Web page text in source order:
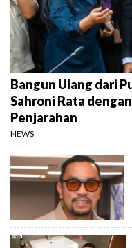
Bangun Ulang dari
Sahroni Rata
Penjarahan
NEWS